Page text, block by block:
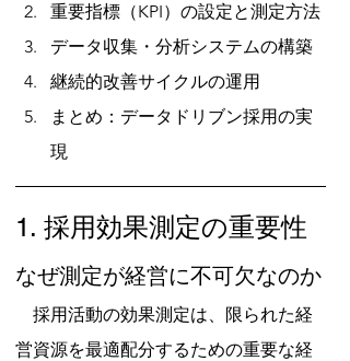
重要指標（KPI）の設定と測定方法
データ収集・分析システムの構築
継続的改善サイクルの運用
まとめ：データドリブン採用の実
現
1. 採用効果測定の重要性
なぜ測定が経営に不可欠なのか
採用活動の効果測定は、限られた経
営資源を最適配分するための重要な経